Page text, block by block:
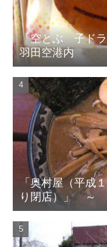
「空とぶ 子ド
羽田空港内
「奥村屋（平成
り閉店）」 ～